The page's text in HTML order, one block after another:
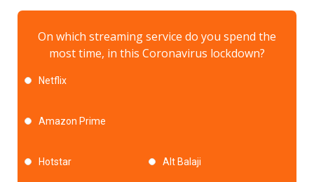
On which streaming service do you spend the
most time, in this Coronavirus lockdown?
Netflix
Amazon Prime
Hotstar Alt Balaji